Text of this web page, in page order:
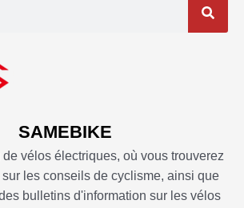
SAMEBIKE
vélos électriques, où vous trouverez
les conseils de cyclisme, ainsi que
bulletins d'information sur les vélos